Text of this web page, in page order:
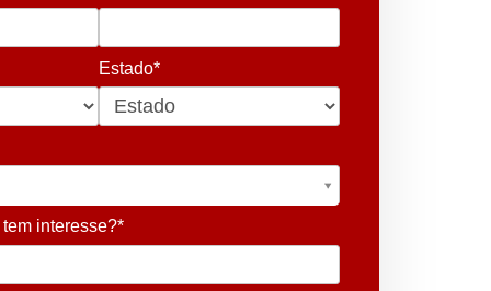
Estado*
interesse?*